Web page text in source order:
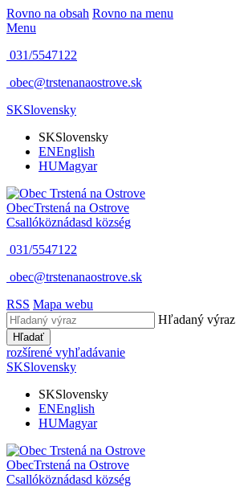
Rovno na obsah Rovno na menu
Menu
031/5547122
obec@trstenanaostrove.sk
SKSlovensky
SKSlovensky
ENEnglish
HUMagyar
ObecTrstená na Ostrove
Csallóköznádasd község
031/5547122
obec@trstenanaostrove.sk
RSS Mapa webu
Hľadaný výraz
Hľadať
rozšírené vyhľadávanie
SKSlovensky
SKSlovensky
ENEnglish
HUMagyar
ObecTrstená na Ostrove
Csallóköznádasd község